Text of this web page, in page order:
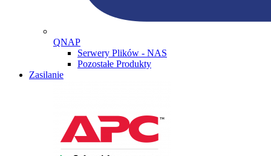
QNAP
Serwery Plików - NAS
Pozostałe Produkty
Zasilanie